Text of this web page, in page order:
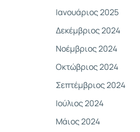
Ιανουάριος 2025
Δεκέμβριος 2024
Νοέμβριος 2024
Οκτώβριος 2024
Σεπτέμβριος 2024
Ιούλιος 2024
Μάιος 2024